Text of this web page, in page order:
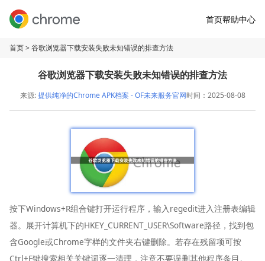
首页帮助中心
首页> 谷歌浏览器下载安装失败未知错误的排查方法
谷歌浏览器下载安装失败未知错误的排查方法
来源:提供纯净的Chrome APK档案 - OF未来服务官网时间：2025-08-08
按下Windows+R组合键打开运行程序，输入regedit进入注册表编辑
器。展开计算机下的HKEY_CURRENT_USER\Software路径，找到包
含Google或Chrome字样的文件夹右键删除。若存在残留项可按
Ctrl+F键搜索相关关键词逐一清理，注意不要误删其他程序条目。